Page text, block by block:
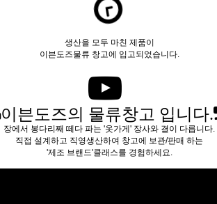
생산을 모두 마친 제품이
이븐도즈물류 창고에 입고되었습니다.
이븐도즈의 물류창고 입니다.
장에서 봉다리째 떼다 파는 '옷가게' 장사와 결이 다릅니다.
직접 설계하고 직영생산하여 창고에 보관/판매 하는
'제조 브랜드'클래스를 경험하세요.